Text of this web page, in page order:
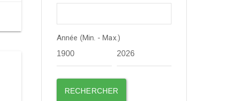
Année (Min. - Max.)